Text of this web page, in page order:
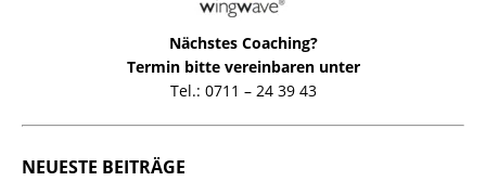
Nächstes Coaching?
Termin bitte vereinbaren unter
Tel.: 0711 – 24 39 43
NEUESTE BEITRÄGE